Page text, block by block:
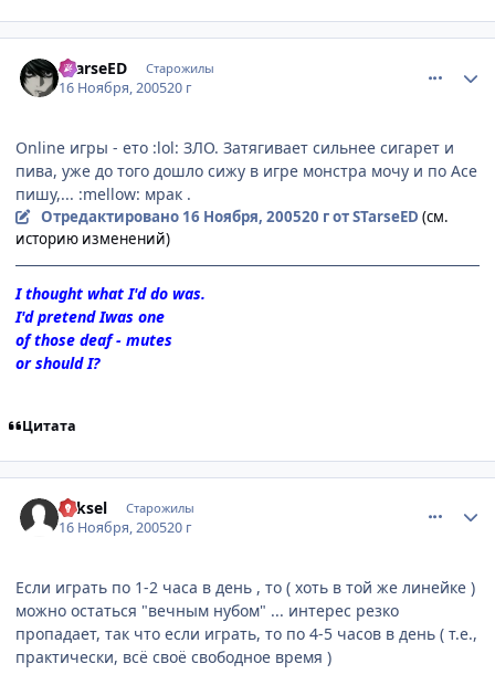
STarseED Старожилы
16 Ноября, 200520 г
Online игры - ето :lol: ЗЛО. Затягивает сильнее сигарет и
пива, уже до того дошло сижу в игре монстра мочу и по Асе
пишу,... :mellow: мрак .
Отредактировано 16 Ноября, 200520 гот STarseED (см.
историю изменений)
I thought what I'd do was.
I'd pretend Iwas one
of those deaf - mutes
or should I?
Цитата
Yeksel Старожилы
16 Ноября, 200520 г
Если играть по 1-2 часа в день , то ( хоть в той же линейке )
можно остаться "вечным нубом" ... интерес резко
пропадает, так что если играть, то по 4-5 часов в день ( т.е.,
практически, всё своё свободное время )